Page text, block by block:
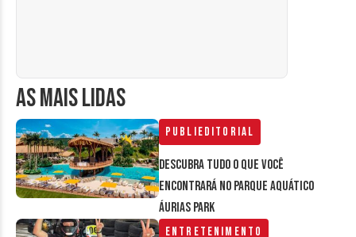
AS MAIS LIDAS
Publieditorial
Descubra tudo o que você
encontrará no parque aquático
Áurias Park
Entretenimento